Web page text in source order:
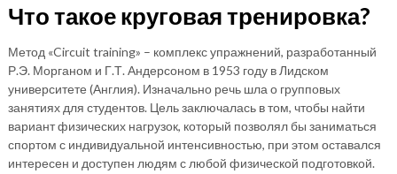
Что такое круговая тренировка?
Метод «Circuit training» – комплекс упражнений, разработанный
Р.Э. Морганом и Г.Т. Андерсоном в 1953 году в Лидском
университете (Англия). Изначально речь шла о групповых
занятиях для студентов. Цель заключалась в том, чтобы найти
вариант физических нагрузок, который позволял бы заниматься
спортом с индивидуальной интенсивностью, при этом оставался
интересен и доступен людям с любой физической подготовкой.